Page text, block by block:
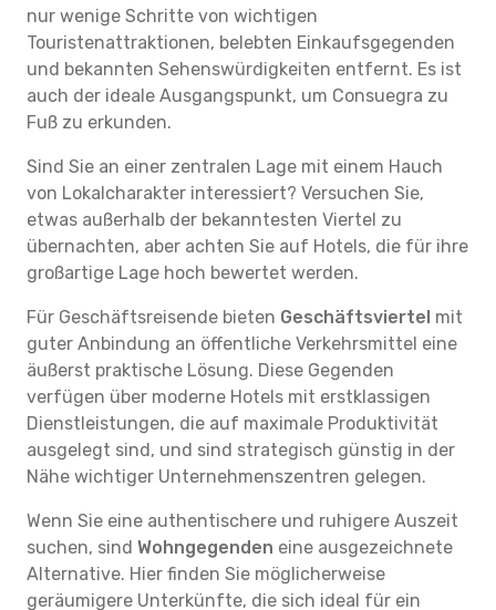
nur wenige Schritte von wichtigen
Touristenattraktionen, belebten Einkaufsgegenden
und bekannten Sehenswürdigkeiten entfernt. Es ist
auch der ideale Ausgangspunkt, um Consuegra zu
Fuß zu erkunden.
Sind Sie an einer zentralen Lage mit einem Hauch
von Lokalcharakter interessiert? Versuchen Sie,
etwas außerhalb der bekanntesten Viertel zu
übernachten, aber achten Sie auf Hotels, die für ihre
großartige Lage hoch bewertet werden.
Für Geschäftsreisende bieten Geschäftsviertel mit
guter Anbindung an öffentliche Verkehrsmittel eine
äußerst praktische Lösung. Diese Gegenden
verfügen über moderne Hotels mit erstklassigen
Dienstleistungen, die auf maximale Produktivität
ausgelegt sind, und sind strategisch günstig in der
Nähe wichtiger Unternehmenszentren gelegen.
Wenn Sie eine authentischere und ruhigere Auszeit
suchen, sind Wohngegenden eine ausgezeichnete
Alternative. Hier finden Sie möglicherweise
geräumigere Unterkünfte, die sich ideal für ein